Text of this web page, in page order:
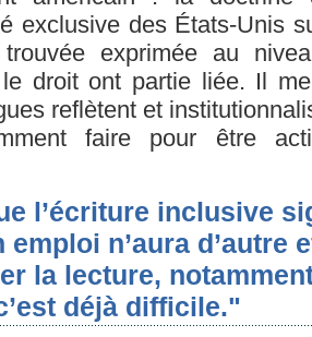
exclusive des États-Unis
trouvée exprimée au
droit ont partie liée. Il
reflètent et
faire pour être
l’écriture inclusive
n’aura d’autre
la lecture,
déjà difficile."